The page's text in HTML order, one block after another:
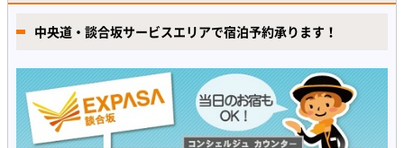
中央道・談合坂サービスエリアで宿泊予約承ります！